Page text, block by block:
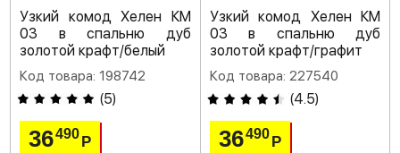
Узкий комод Хелен КМ
03 в спальню дуб
золотой крафт/белый
Код товара: 198742
(5)
36490Р
Узкий комод Хелен КМ
03 в спальню дуб
золотой крафт/графит
Код товара: 227540
(4.5)
36490 Р